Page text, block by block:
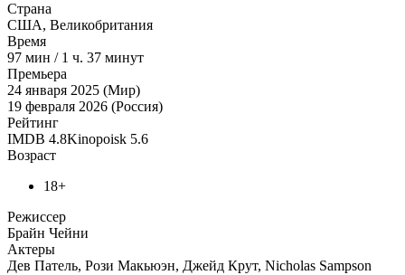
Страна
США, Великобритания
Время
97 мин / 1 ч. 37 минут
Премьера
24 января 2025 (Мир)
19 февраля 2026 (Россия)
Рейтинг
IMDB 4.8Kinopoisk 5.6
Возраст
18+
Режиссер
Брайн Чейни
Актеры
Дев Патель, Рози Макьюэн, Джейд Крут, Nicholas Sampson